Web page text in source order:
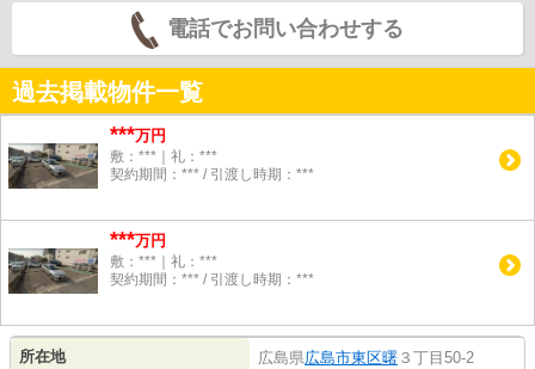
電話でお問い合わせする
過去掲載物件一覧
***万円
敷：***｜礼：***
契約期間：*** / 引渡し時期：***
***万円
敷：***｜礼：***
契約期間：*** / 引渡し時期：***
所在地 広島県広島市東区曙 ３丁目50-2